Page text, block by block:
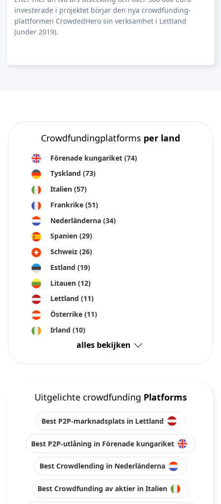
investerade i projektet börjar den nya crowdfunding-
plattformen CrowdedHero sin verksamhet i Lettland
(under 2019).
Crowdfundingplatforms per land
Förenade kungariket (74)
Tyskland (73)
Italien (57)
Frankrike (51)
Nederländerna (34)
Spanien (29)
Schweiz (26)
Estland (19)
Litauen (12)
Lettland (11)
Österrike (11)
Irland (10)
alles bekijken
Uitgelichte crowdfunding Platforms
Best P2P-marknadsplats in Lettland
Best P2P-utlåning in Förenade kungariket
Best Crowdlending in Nederländerna
Best Crowdfunding av aktier in Italien